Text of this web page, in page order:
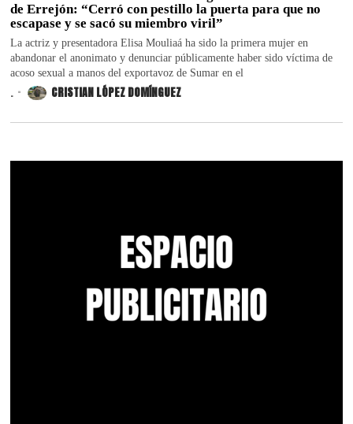
de Errejón: “Cerró con pestillo la puerta para que no
escapase y se sacó su miembro viril”
La actriz y presentadora Elisa Mouliaá ha sido la primera mujer en
abandonar el anonimato y denunciar públicamente haber sido víctima de
acoso sexual a manos del exportavoz de Sumar en el
. CRISTIAN LÓPEZ DOMÍNGUEZ